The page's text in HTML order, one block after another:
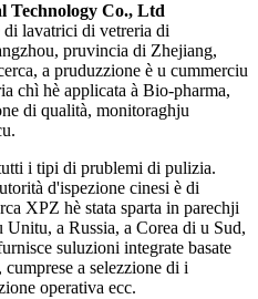
Technology Co., Ltd
lavatrici di vetreria di
pruvincia di Zhejiang,
a pruduzzione è u cummerciu
chì hè applicata à Bio-pharma,
di qualità, monitoraghju
i tipi di prublemi di pulizia.
d'ispezione cinesi è di
XPZ hè stata sparta in parechji
a Russia, a Corea di u Sud,
suluzioni integrate basate
a selezzione di i
operativa ecc.